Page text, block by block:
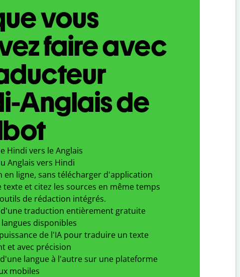
vous
faire avec
Anglais de
Hindi vers le Anglais
Anglais vers Hindi
en ligne, sans télécharger d'application
texte et citez les sources en même temps
de rédaction intégrés.
d'une traduction entièrement gratuite
langues disponibles
de l'IA pour traduire un texte
et avec précision
langue à l'autre sur une plateforme
mobiles